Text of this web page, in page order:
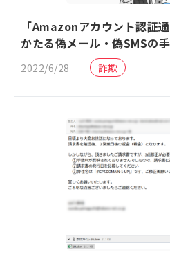
「Amazonアカウント認証
かたる偽メール・偽SMSの
2022/6/28 詐欺